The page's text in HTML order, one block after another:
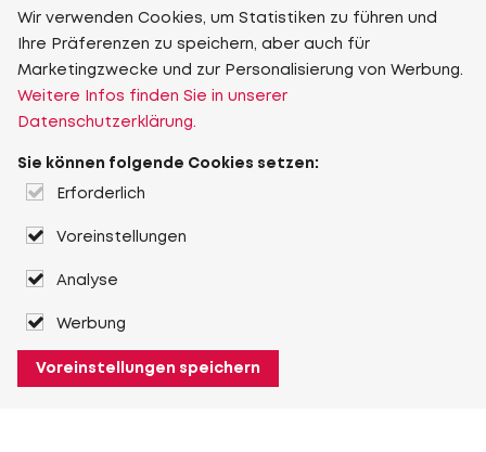
Wir verwenden Cookies, um Statistiken zu führen und
Ihre Präferenzen zu speichern, aber auch für
Marketingzwecke und zur Personalisierung von Werbung.
Weitere Infos finden Sie in unserer
Datenschutzerklärung.
Sie können folgende Cookies setzen:
Erforderlich
Voreinstellungen
Analyse
Werbung
Voreinstellungen speichern